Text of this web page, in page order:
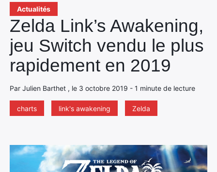
Actualités
Zelda Link’s Awakening,
jeu Switch vendu le plus
rapidement en 2019
Par Julien Barthet , le 3 octobre 2019 - 1 minute de lecture
charts link's awakening Zelda